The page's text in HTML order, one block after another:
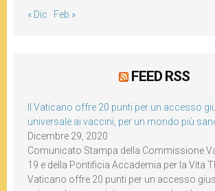
« Dic Feb »
FEED RSS
Il Vaticano offre 20 punti per un accesso
universale ai vaccini, per un mondo più
Dicembre 29, 2020
Comunicato Stampa della Commissione
19 e della Pontificia Accademia per la Vita
Vaticano offre 20 punti per un accesso